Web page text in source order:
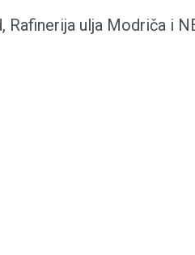
ulja Modriča i